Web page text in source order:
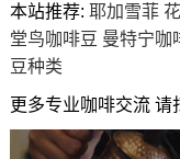
本站推荐: 耶加雪菲
堂鸟咖啡豆 曼特宁咖
豆种类
更多专业咖啡交流